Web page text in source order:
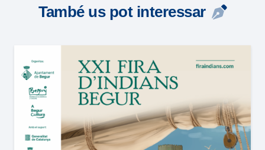
També us pot interessar